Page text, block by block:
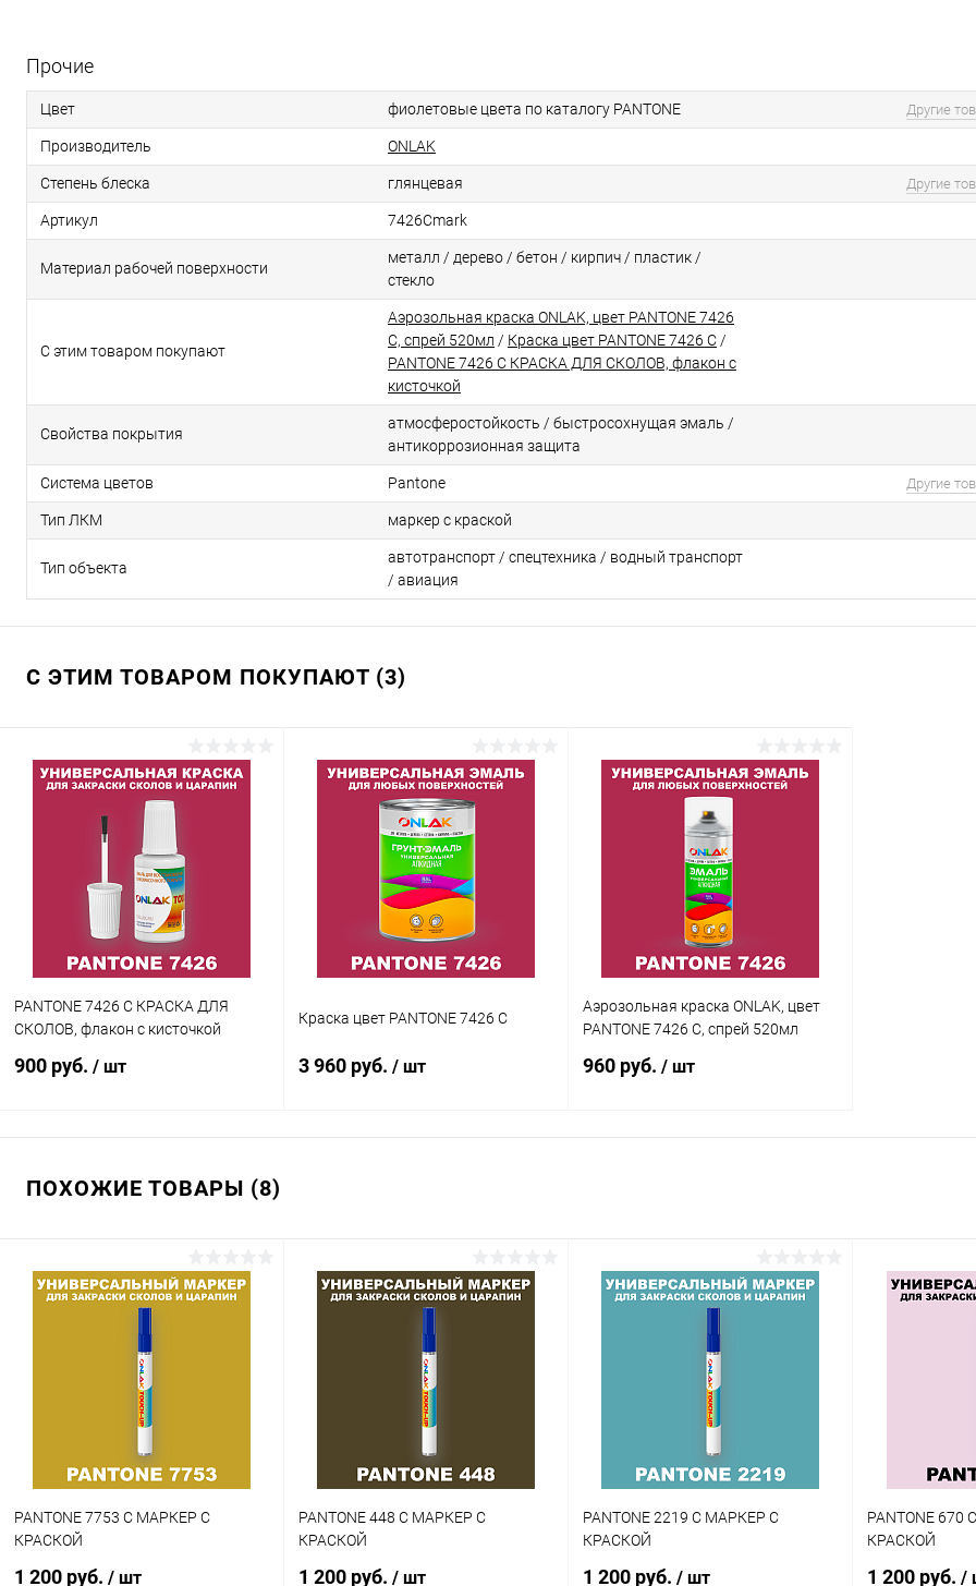
Прочие
Цвет фиолетовые цвета по каталогу PANTONE Другие
Производитель ONLAK
Степень блеска глянцевая Другие
Артикул 7426Cmark
Материал рабочей поверхности
металл / дерево / бетон / кирпич / пластик /
стекло
С этим товаром покупают
Аэрозольная краска ONLAK, цвет PANTONE 7426
C, спрей 520мл / Краска цвет PANTONE 7426 C /
PANTONE 7426 C КРАСКА ДЛЯ СКОЛОВ, флакон с
кисточкой
Свойства покрытия
атмосферостойкоcть / быстросохнущая эмаль /
антикоррозионная защита
Система цветов Pantone Другие
Тип ЛКМ маркер с краской
Тип объекта
автотранспорт / спецтехника / водный транспорт
/ авиация
С ЭТИМ ТОВАРОМ ПОКУПАЮТ (3)
PANTONE 7426 C КРАСКА ДЛЯ
СКОЛОВ, флакон с кисточкой
900 руб. / шт
Цвет:
матовая
Краска цвет PANTONE 7426 C
3 960 руб. / шт
Цвет:
полуматовая
Аэрозольная краска ONLAK, цвет
PANTONE 7426 C, спрей 520мл
960 руб. / шт
Цвет:
ПОХОЖИЕ ТОВАРЫ (8)
PANTONE 7753 C МАРКЕР С
КРАСКОЙ
1 200 руб. / шт
PANTONE 448 C МАРКЕР С
КРАСКОЙ
1 200 руб. / шт
PANTONE 2219 C МАРКЕР С
КРАСКОЙ
1 200 руб. / шт
PANTONE 670
КРАСКОЙ
1 200 руб. /